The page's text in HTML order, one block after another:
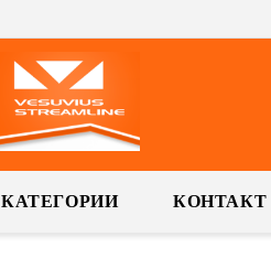
КАТЕГОРИИ КОНТАКТ